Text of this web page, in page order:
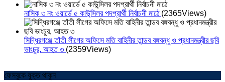
নাসিক ৩ নং ওয়ার্ডে ৫ কাউন্সিলর পদপ্রার্থী নির্বাচনী মাঠে (2365Views)
সিদ্ধিরগঞ্জে তাঁতী লীগের অফিসে মতি বাহিনীর তান্ডব বঙ্গবন্ধু ও প্রধানমন্ত্রীর ছবি
ভাংচুর, আহত ৩ (2359Views)
ফেসবুকে যুক্ত থাকুন